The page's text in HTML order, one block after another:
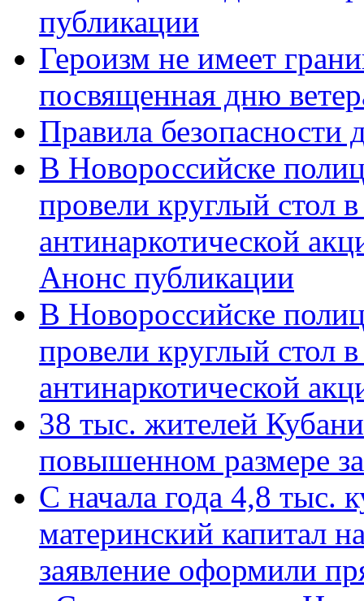
публикации
Героизм не имеет
посвященная дню
Правила безопасности
В Новороссийске
провели круглый стол
антинаркотической
Анонс публикации
В Новороссийске
провели круглый стол
антинаркотической
38 тыс. жителей
повышенном размере
С начала года 4,8 тыс.
материнский капитал
заявление оформили